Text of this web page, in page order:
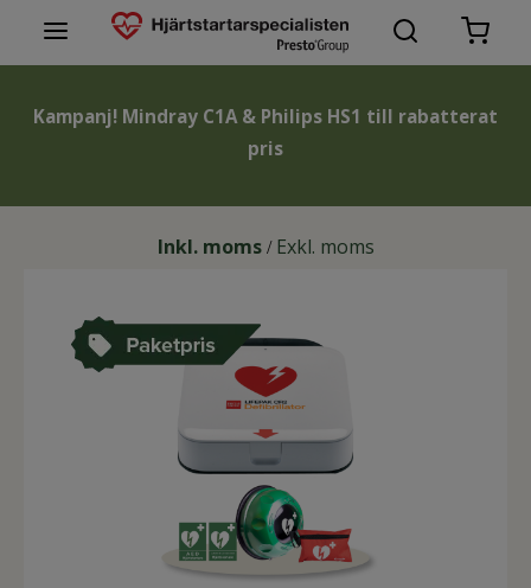
Varumärken hjärtstartare
Lär dig mer
Kontakta oss
Kampanj! Mindray C1A & Philips HS1 till rabatterat
pris
Inkl. moms/ Exkl. moms